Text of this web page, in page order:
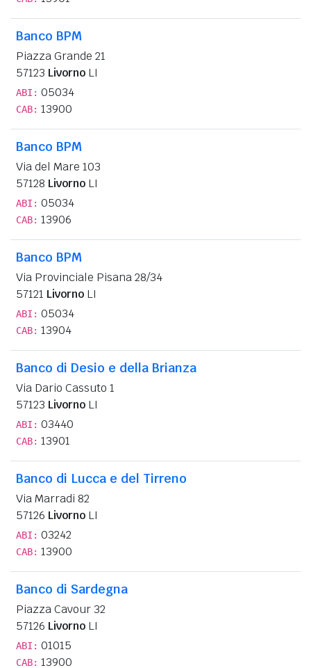
Banco BPM
Piazza Grande 21
57123 Livorno LI
ABI: 05034
CAB: 13900
Banco BPM
Via del Mare 103
57128 Livorno LI
ABI: 05034
CAB: 13906
Banco BPM
Via Provinciale Pisana 28/34
57121 Livorno LI
ABI: 05034
CAB: 13904
Banco di Desio e della Brianza
Via Dario Cassuto 1
57123 Livorno LI
ABI: 03440
CAB: 13901
Banco di Lucca e del Tirreno
Via Marradi 82
57126 Livorno LI
ABI: 03242
CAB: 13900
Banco di Sardegna
Piazza Cavour 32
57126 Livorno LI
ABI: 01015
CAB: 13900